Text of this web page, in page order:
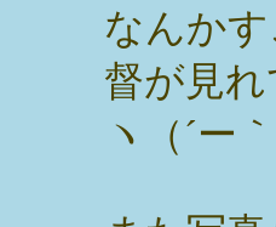
なんか
督が見
ヽ（´ー